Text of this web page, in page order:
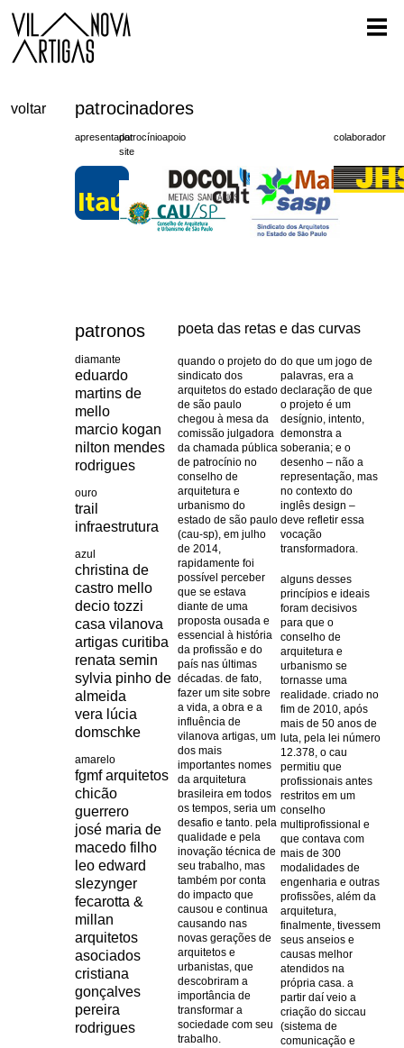
voltar patrocinadores
apresentadorpatrocínio
site
apoio colaborador
patronos
diamante
eduardo
martins de
mello
marcio kogan
nilton mendes
rodrigues
ouro
trail
infraestrutura
azul
christina de
castro mello
decio tozzi
casa vilanova
artigas curitiba
renata semin
sylvia pinho de
almeida
vera lúcia
domschke
amarelo
fgmf arquitetos
chicão
guerrero
josé maria de
macedo filho
leo edward
slezynger
fecarotta &
millan
arquitetos
asociados
cristiana
gonçalves
pereira
rodrigues
poeta das retas e das curvas
quando o projeto do
sindicato dos
arquitetos do estado
de são paulo
chegou à mesa da
comissão julgadora
da chamada pública
de patrocínio no
conselho de
arquitetura e
urbanismo do
estado de são paulo
(cau-sp), em julho
de 2014,
rapidamente foi
possível perceber
que se estava
diante de uma
proposta ousada e
essencial à história
da profissão e do
país nas últimas
décadas. de fato,
fazer um site sobre
a vida, a obra e a
influência de
vilanova artigas, um
dos mais
importantes nomes
da arquitetura
brasileira em todos
os tempos, seria um
desafio e tanto. pela
qualidade e pela
inovação técnica de
seu trabalho, mas
também por conta
do impacto que
causou e continua
causando nas
novas gerações de
arquitetos e
urbanistas, que
descobriram a
importância de
transformar a
sociedade com seu
trabalho.
do que um jogo de
palavras, era a
declaração de que
o projeto é um
desígnio, intento,
demonstra a
soberania; e o
desenho – não a
representação, mas
no contexto do
inglês design –
deve refletir essa
vocação
transformadora.
alguns desses
princípios e ideais
foram decisivos
para que o
conselho de
arquitetura e
urbanismo se
tornasse uma
realidade. criado no
fim de 2010, após
mais de 50 anos de
luta, pela lei número
12.378, o cau
permitiu que
profissionais antes
restritos em um
conselho
multiprofissional e
que contava com
mais de 300
modalidades de
engenharia e outras
profissões, além da
arquitetura,
finalmente, tivessem
seus anseios e
causas melhor
atendidos na
própria casa. a
partir daí veio a
criação do siccau
(sistema de
comunicação e